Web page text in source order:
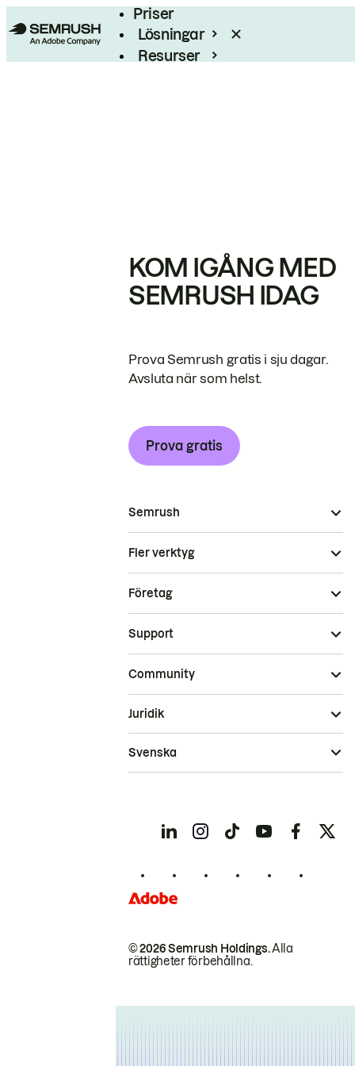
Priser
Lösningar
Resurser
KOM IGÅNG MED
SEMRUSH IDAG
Prova Semrush gratis i sju dagar.
Avsluta när som helst.
Prova gratis
Semrush
Fler verktyg
Företag
Support
Community
© 2026 Semrush Holdings.Alla
rättigheter förbehållna.
Juridik
Svenska